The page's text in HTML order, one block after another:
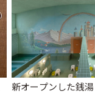
新オープンした銭